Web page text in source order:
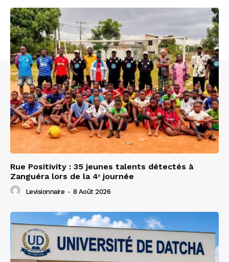
Rue Positivity : 35 jeunes talents détectés à
Zanguéra lors de la 4ᵉ journée
Levisionnaire - 8 Août 2026